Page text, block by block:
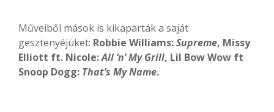
Műveiből mások is kikaparták a saját
gesztenyéjüket: Robbie Williams:Supreme, Missy
Elliott ft. Nicole:All ‘n’ My Grill, Lil Bow Wow ft
Snoop Dogg: That’s My Name.